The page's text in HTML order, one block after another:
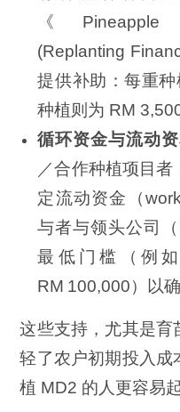
《Pineapple
(Replanting
提供补助：每重
种植则为 RM
循环资金与流动
／合作种植项目
定流动资金（
与者与领头公司
最低门槛（例
RM 100,000）以
这些支持，尤其是育
轻了农户初期投入成
植 MD2 的人更容易起